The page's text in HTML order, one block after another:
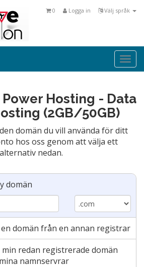
Välj språk
Logga in
0
Hosting - Data
(2GB/50GB)
domän du vill använda för ditt
hos oss genom att välja ett
alternativ nedan.
domän
domän från en annan registrar
min redan registrerade domän
namnservrar